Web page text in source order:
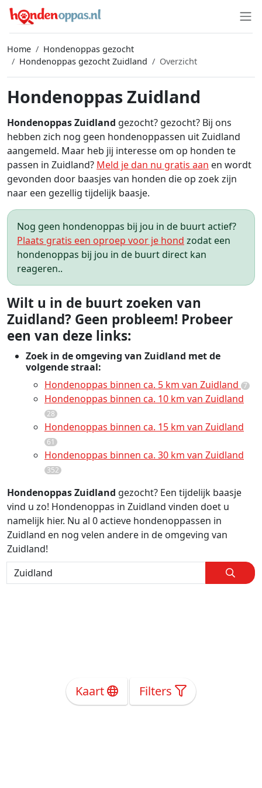
Home
Hondenoppas gezocht
Hondenoppas gezocht Zuidland
Overzicht
Hondenoppas Zuidland
Hondenoppas Zuidland gezocht? gezocht? Bij ons
hebben zich nog geen hondenoppassen uit Zuidland
aangemeld. Maar heb jij interesse om op honden te
passen in Zuidland? Meld je dan nu gratis aan en wordt
gevonden door baasjes van honden die op zoek zijn
naar een gezellig tijdelijk baasje.
Nog geen hondenoppas bij jou in de buurt actief?
Plaats gratis een oproep voor je hond zodat een
hondenoppas bij jou in de buurt direct kan
reageren..
Wilt u in de buurt zoeken van
Zuidland? Geen probleem! Probeer
een van deze links:
Zoek in de omgeving van Zuidland met de
volgende straal:
Hondenoppas binnen ca. 5 km van Zuidland 7
Hondenoppas binnen ca. 10 km van Zuidland
28
Hondenoppas binnen ca. 15 km van Zuidland
61
Hondenoppas binnen ca. 30 km van Zuidland
352
Hondenoppas Zuidland gezocht? Een tijdelijk baasje
vind u zo! Hondenoppas in Zuidland vinden doet u
namelijk hier. Nu al 0 actieve hondenoppassen in
Zuidland en nog velen andere in de omgeving van
Zuidland!
Kaart Filters